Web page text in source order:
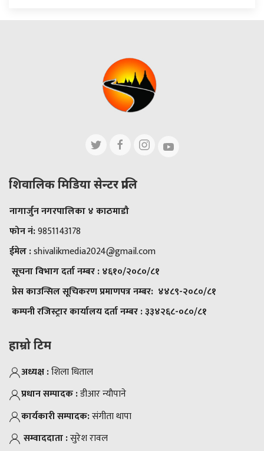
शिवालिक मिडिया सेन्टर प्रालि
नागार्जुन नगरपालिका ४ काठमाडौ
फोन नं:9851143178
ईमेल :shivalikmedia2024@gmail.com
सूचना विभाग दर्ता नम्बर :४६१०/२०८०/८१
प्रेस काउन्सिल सूचिकरण प्रमाणपत्र नम्बर: ४४८९-२०८०/८१
कम्पनी रजिस्ट्रार कार्यालय दर्ता नम्बर :३३४२६८-०८०/८१
हाम्रो टिम
अध्यक्ष :शिला धिताल
प्रधान सम्पादक :डीआर न्याैपाने
कार्यकारी सम्पादक:संगीता थापा
सम्वाददाता :सुरेश रावल